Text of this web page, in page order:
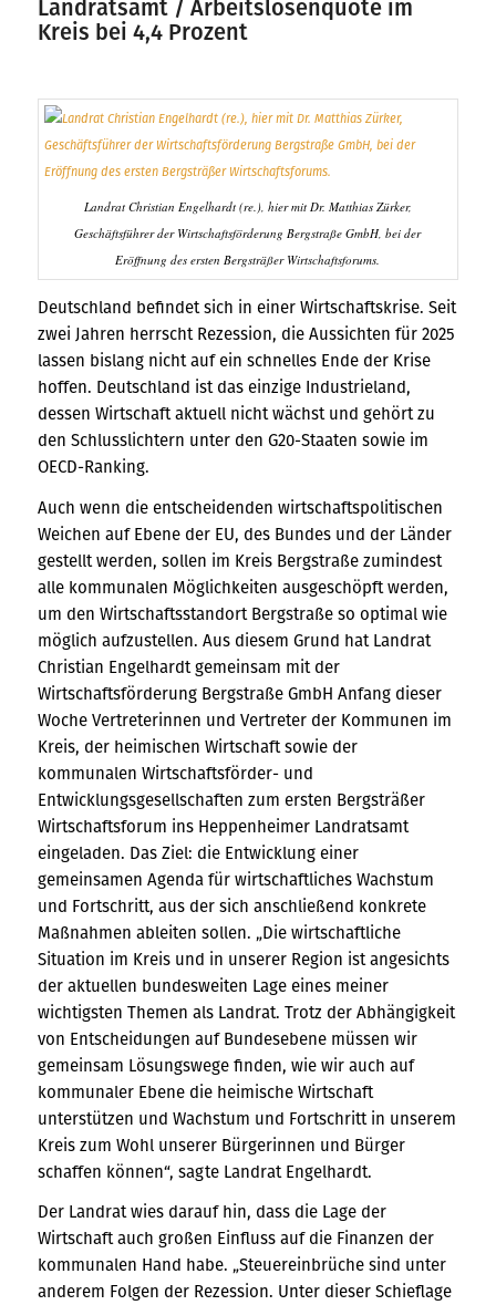
Landratsamt / Arbeitslosenquote im
Kreis bei 4,4 Prozent
Landrat Christian Engelhardt (re.), hier mit Dr. Matthias Zürker,
Geschäftsführer der Wirtschaftsförderung Bergstraße GmbH, bei der
Eröffnung des ersten Bergsträßer Wirtschaftsforums.
Deutschland befindet sich in einer Wirtschaftskrise. Seit
zwei Jahren herrscht Rezession, die Aussichten für 2025
lassen bislang nicht auf ein schnelles Ende der Krise
hoffen. Deutschland ist das einzige Industrieland,
dessen Wirtschaft aktuell nicht wächst und gehört zu
den Schlusslichtern unter den G20-Staaten sowie im
OECD-Ranking.
Auch wenn die entscheidenden wirtschaftspolitischen
Weichen auf Ebene der EU, des Bundes und der Länder
gestellt werden, sollen im Kreis Bergstraße zumindest
alle kommunalen Möglichkeiten ausgeschöpft werden,
um den Wirtschaftsstandort Bergstraße so optimal wie
möglich aufzustellen. Aus diesem Grund hat Landrat
Christian Engelhardt gemeinsam mit der
Wirtschaftsförderung Bergstraße GmbH Anfang dieser
Woche Vertreterinnen und Vertreter der Kommunen im
Kreis, der heimischen Wirtschaft sowie der
kommunalen Wirtschaftsförder- und
Entwicklungsgesellschaften zum ersten Bergsträßer
Wirtschaftsforum ins Heppenheimer Landratsamt
eingeladen. Das Ziel: die Entwicklung einer
gemeinsamen Agenda für wirtschaftliches Wachstum
und Fortschritt, aus der sich anschließend konkrete
Maßnahmen ableiten sollen. „Die wirtschaftliche
Situation im Kreis und in unserer Region ist angesichts
der aktuellen bundesweiten Lage eines meiner
wichtigsten Themen als Landrat. Trotz der Abhängigkeit
von Entscheidungen auf Bundesebene müssen wir
gemeinsam Lösungswege finden, wie wir auch auf
kommunaler Ebene die heimische Wirtschaft
unterstützen und Wachstum und Fortschritt in unserem
Kreis zum Wohl unserer Bürgerinnen und Bürger
schaffen können“, sagte Landrat Engelhardt.
Der Landrat wies darauf hin, dass die Lage der
Wirtschaft auch großen Einfluss auf die Finanzen der
kommunalen Hand habe. „Steuereinbrüche sind unter
anderem Folgen der Rezession. Unter dieser Schieflage